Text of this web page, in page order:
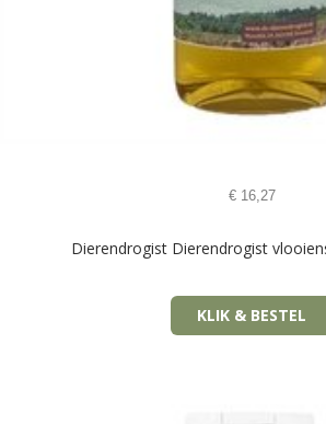
€16,27
Dierendrogist Dierendrogist
KLIK & BESTEL